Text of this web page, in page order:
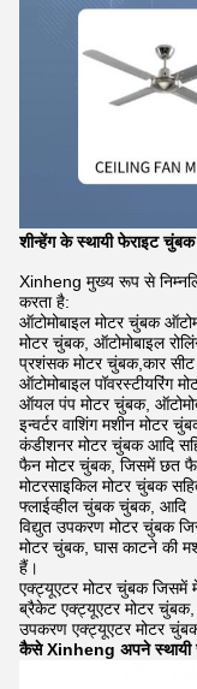
शीन्हेंग के स्थायी फेराइट
Xinheng मुख्य रूप से
करता है:
ऑटोमोबाइल मोटर चुंबक
मोटर चुंबक, ऑटोमोबाइल
प्रशंसक मोटर चुंबक,कार
ऑटोमोबाइल पॉवरस्टीयरिंग
ऑयल पंप मोटर चुंबक,
इन्वर्टर वाशिंग मशीन मोटर
कंडीशनर मोटर चुंबक आदि
फैन मोटर चुंबक, जिसमें छत
मोटरसाइकिल मोटर चुंबक
फ्लाईव्हील चुंबक चुंबक, आदि
विद्युत उपकरण मोटर चुंबक
मोटर चुंबक, घास काटने की
हैं।
एक्ट्यूएटर मोटर चुंबक जिसमें
ब्रैकेट एक्ट्यूएटर मोटर चुंबक,
उपकरण एक्ट्यूएटर मोटर
कैसे Xinheng अपने स्थायी